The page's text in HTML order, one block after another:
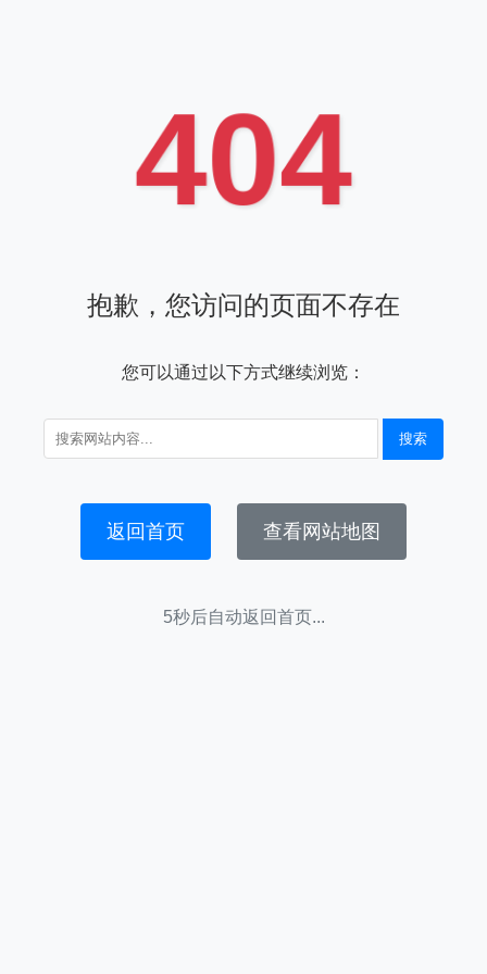
404
抱歉，您访问的页面不存在
您可以通过以下方式继续浏览：
搜索
返回首页 查看网站地图
5秒后自动返回首页...